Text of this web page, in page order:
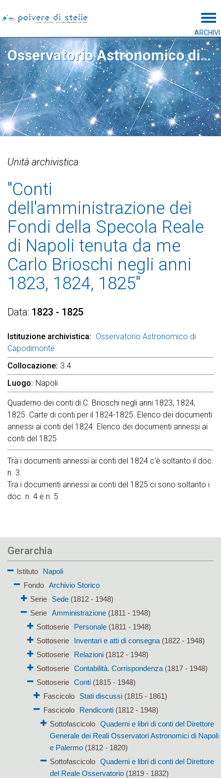
ARCHIVI
Osservatorio Astronomico di Capodimonte
Unità archivistica
"Conti
dell'amministrazione dei
Fondi della Specola Reale
di Napoli tenuta da me
Carlo Brioschi negli anni
1823, 1824, 1825"
Data 1823 - 1825
Istituzione archivistica
Osservatorio Astronomico di
Capodimonte
Collocazione 3.4
Luogo Napoli
Quaderno dei conti di C. Brioschi negli anni 1823, 1824,
1825. Carte di conti per il 1824-1825. Elenco dei documenti
annessi ai conti del 1824. Elenco dei documenti annessi ai
conti del 1825
Tra i documenti annessi ai conti del 1824 c'è soltanto il doc.
n. 3.
Tra i documenti annessi ai conti del 1825 ci sono soltanto i
doc. n. 4 e n. 5
Gerarchia
Istituto
Napoli
Fondo
Archivio Storico
Serie
Sede(1812 - 1948)
Serie Amministrazione(1811 - 1948)
Sottoserie
Personale (1811 - 1948)
Sottoserie
Inventari e atti di consegna (1822 - 1948)
Sottoserie
Relazioni (1812 - 1948)
Sottoserie
Contabilità. Corrispondenza (1817 - 1948)
Sottoserie
Conti (1815 - 1948)
Fascicolo
Stati discussi(1815 - 1861)
Fascicolo
Rendiconti(1812 - 1948)
Sottofascicolo Quaderni e libri di conti del Direttore
Generale dei Reali Osservatori Astronomici di Napoli
e Palermo(1812 - 1820)
Sottofascicolo Quaderni e libri di conti del Direttore
del Reale Osservatorio(1819 - 1832)